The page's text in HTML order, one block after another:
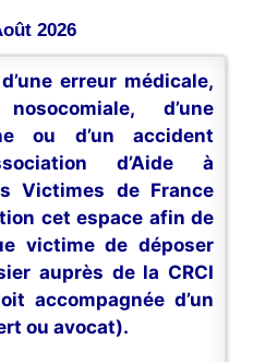
2026
erreur médicale,
d’une
ou d’un accident
d’Aide à
Victimes de France
cet espace afin de
victime de déposer
auprès de la CRCI
accompagnée d’un
ou avocat).